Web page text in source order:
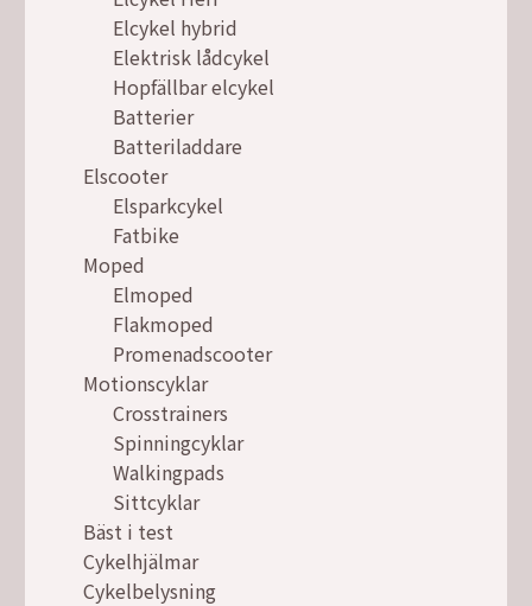
Elcykel hybrid
Elektrisk lådcykel
Hopfällbar elcykel
Batterier
Batteriladdare
Elscooter
Elsparkcykel
Fatbike
Moped
Elmoped
Flakmoped
Promenadscooter
Motionscyklar
Crosstrainers
Spinningcyklar
Walkingpads
Sittcyklar
Bäst i test
Cykelhjälmar
Cykelbelysning